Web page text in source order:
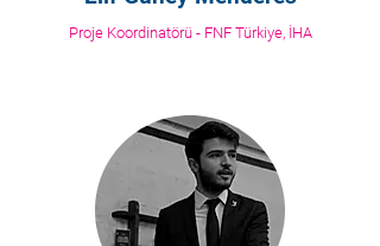
Proje Koordinatörü - FNF Türkiye, İHA